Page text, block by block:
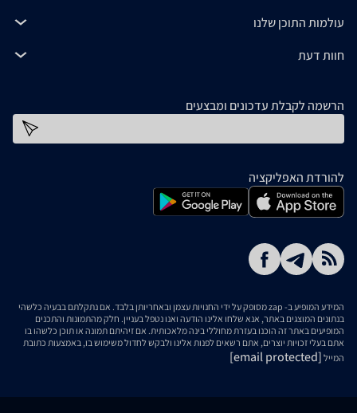
עולמות התוכן שלנו
חוות דעת
הרשמה לקבלת עדכונים ומבצעים
להורדת האפליקציה
המידע המופיע ב- zap מסופק על ידי החנויות עצמן ובאחריותן בלבד. אם נתקלתם בבעיה כלשהי
בנתונים המוצגים באתר, אנא שלחו אלינו הודעה ואנו נטפל בעניין. חלק מהתמונות והתכנים
המופיעים באתר זה הוכנו בעזרת מחוללי בינה מלאכותית. אם זיהיתם תמונה או תוכן כלשהו בו
אתם בעלי זכויות יוצרים, אתם רשאים לפנות אלינו ולבקש לחדול משימוש בו, באמצעות כתובת
המייל [email protected]